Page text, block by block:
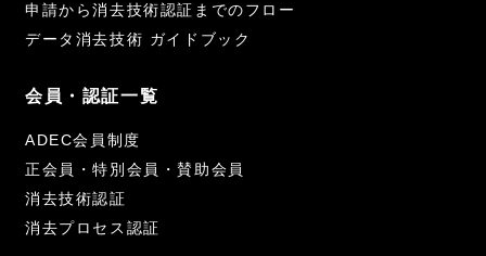
申請から消去技術認証までのフロー
データ消去技術 ガイドブック
会員・認証一覧
ADEC会員制度
正会員・特別会員・賛助会員
消去技術認証
消去プロセス認証